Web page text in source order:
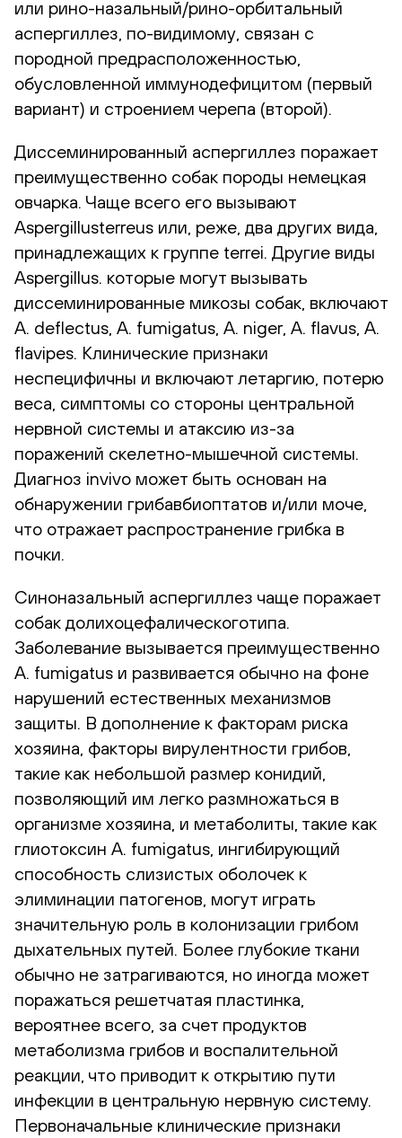
или рино-назальный/рино-орбитальный
аспергиллез, по-видимому, связан с
породной предрасположенностью,
обусловленной иммунодефицитом (первый
вариант) и строением черепа (второй).
Диссеминированный аспергиллез поражает
преимущественно собак породы немецкая
овчарка. Чаще всего его вызывают
Aspergillusterreus или, реже, два других вида,
принадлежащих к группе terrei. Другие виды
Aspergillus. которые могут вызывать
диссеминированные микозы собак, включают
A. deflectus, A. fumigatus, A. niger, A. flavus, A.
flavipes. Клинические признаки
неспецифичны и включают летаргию, потерю
веса, симптомы со стороны центральной
нервной системы и атаксию из-за
поражений скелетно-мышечной системы.
Диагноз invivo может быть основан на
обнаружении грибавбиоптатов и/или моче,
что отражает распространение грибка в
почки.
Синоназальный аспергиллез чаще поражает
собак долихоцефалическоготипа.
Заболевание вызывается преимущественно
A. fumigatus и развивается обычно на фоне
нарушений естественных механизмов
защиты. В дополнение к факторам риска
хозяина, факторы вирулентности грибов,
такие как небольшой размер конидий,
позволяющий им легко размножаться в
организме хозяина, и метаболиты, такие как
глиотоксин A. fumigatus, ингибирующий
способность слизистых оболочек к
элиминации патогенов, могут играть
значительную роль в колонизации грибом
дыхательных путей. Более глубокие ткани
обычно не затрагиваются, но иногда может
поражаться решетчатая пластинка,
вероятнее всего, за счет продуктов
метаболизма грибов и воспалительной
реакции, что приводит к открытию пути
инфекции в центральную нервную систему.
Первоначальные клинические признаки